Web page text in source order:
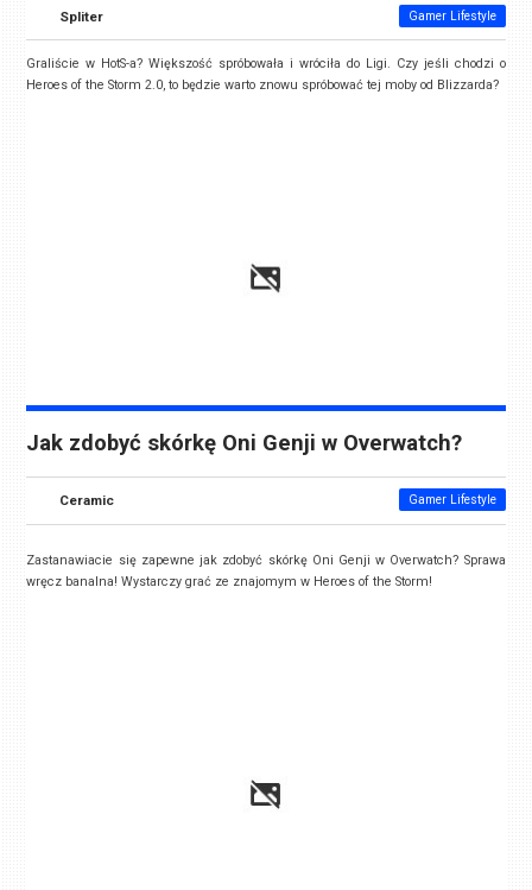
Spliter Gamer Lifestyle
Graliście w HotS-a? Większość spróbowała i wróciła do Ligi. Czy jeśli chodzi o
Heroes of the Storm 2.0, to będzie warto znowu spróbować tej moby od Blizzarda?
Jak zdobyć skórkę Oni Genji w Overwatch?
Ceramic Gamer Lifestyle
Zastanawiacie się zapewne jak zdobyć skórkę Oni Genji w Overwatch? Sprawa
wręcz banalna! Wystarczy grać ze znajomym w Heroes of the Storm!